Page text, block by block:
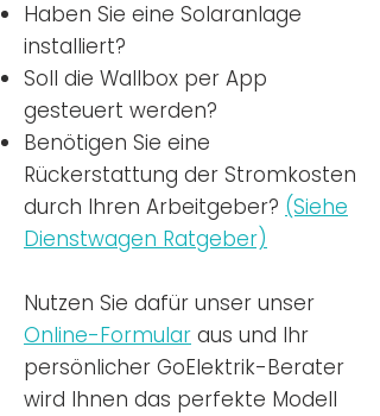
Haben Sie eine Solaranlage
installiert?
Soll die Wallbox per App
gesteuert werden?
Benötigen Sie eine
Rückerstattung der Stromkosten
durch Ihren Arbeitgeber? (Siehe
Dienstwagen Ratgeber)
Nutzen Sie dafür unser unser
Online-Formular aus und Ihr
persönlicher GoElektrik-Berater
wird Ihnen das perfekte Modell